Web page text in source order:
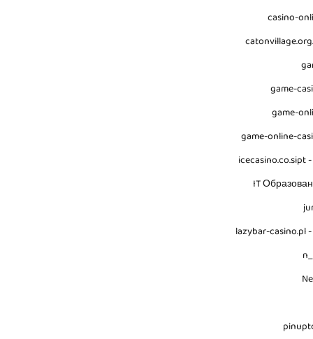
casino-
game-
game-
game-online-
icecasino.co.sipt
IT
lazybar-casino.pl